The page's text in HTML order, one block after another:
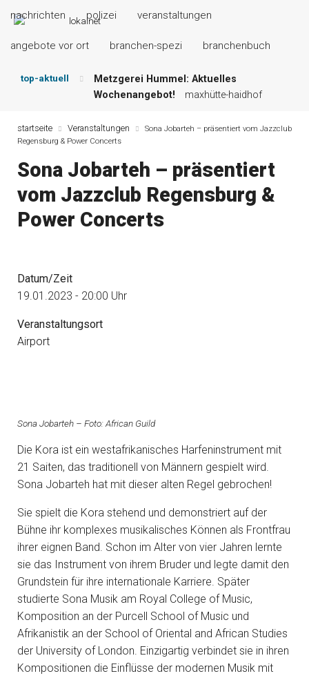
nachrichten polizei veranstaltungen
angebote vor ort branchen-spezi branchenbuch
top-aktuell
Metzgerei Hummel: Aktuelles
Wochenangebot!
maxhütte-haidhof
Grillspezialitäten u.v.m.! kallmünz
Meindl Metzgerei: Wochen-Speisekarte
Der „deutsche Michel“ muss nun
zahlen! kommentare & serien &
Maxhütter Fischladen: Unser aktuelles
startseite Veranstaltungen
Sona Jobarteh – präsentiert vom Jazzclub
Regensburg & Power Concerts
Sona Jobarteh – präsentiert
vom Jazzclub Regensburg &
Power Concerts
Datum/Zeit
19.01.2023 - 20:00 Uhr
Veranstaltungsort
Airport
Sona Jobarteh – Foto: African Guild
Die Kora ist ein westafrikanisches Harfeninstrument mit
21 Saiten, das traditionell von Männern gespielt wird.
Sona Jobarteh hat mit dieser alten Regel gebrochen!
Sie spielt die Kora stehend und demonstriert auf der
Bühne ihr komplexes musikalisches Können als Frontfrau
ihrer eignen Band. Schon im Alter von vier Jahren lernte
sie das Instrument von ihrem Bruder und legte damit den
Grundstein für ihre internationale Karriere. Später
studierte Sona Musik am Royal College of Music,
Komposition an der Purcell School of Music und
Afrikanistik an der School of Oriental and African Studies
der University of London. Einzigartig verbindet sie in ihren
Kompositionen die Einflüsse der modernen Musik mit